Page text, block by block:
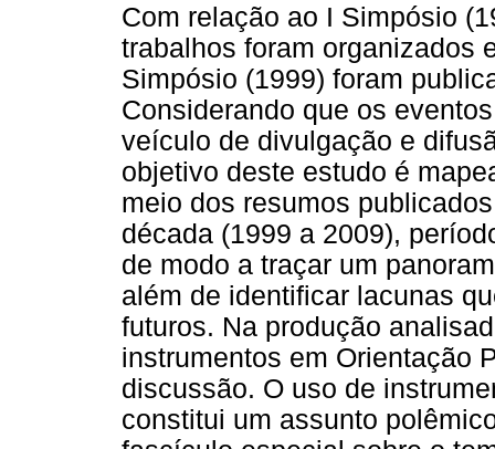
Com relação ao I Simpósio
trabalhos foram organizados
Simpósio (1999) foram
Considerando que os
veículo de divulgação e
objetivo deste estudo é
meio dos resumos
década (1999 a 2009),
de modo a traçar um
além de identificar lacunas
futuros. Na produção
instrumentos em Orientação
discussão. O uso de
constitui um assunto